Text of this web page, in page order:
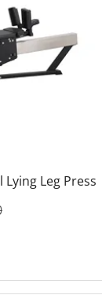
Leg Press